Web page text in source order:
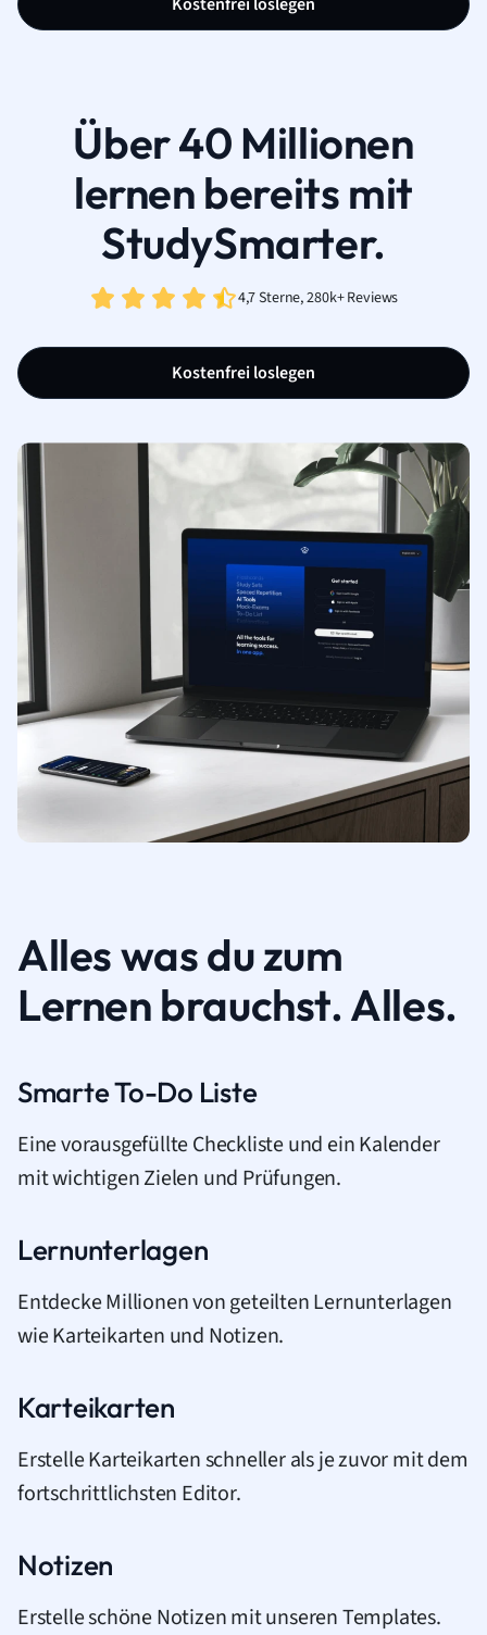
Über 40 Millionen
lernen bereits mit
StudySmarter.
4,7 Sterne, 280k+ Reviews
Kostenfrei loslegen
Alles was du zum
Lernen brauchst. Alles.
Smarte To-Do Liste
Eine vorausgefüllte Checkliste und ein Kalender
mit wichtigen Zielen und Prüfungen.
Lernunterlagen
Entdecke Millionen von geteilten Lernunterlagen
wie Karteikarten und Notizen.
Karteikarten
Erstelle Karteikarten schneller als je zuvor mit dem
fortschrittlichsten Editor.
Notizen
Erstelle schöne Notizen mit unseren Templates.